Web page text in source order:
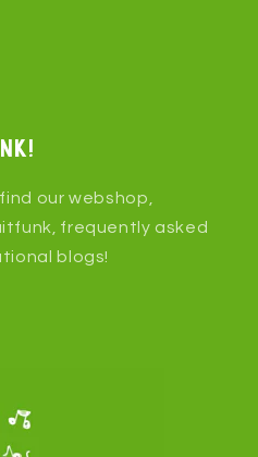
our webshop,
frequently asked
blogs!